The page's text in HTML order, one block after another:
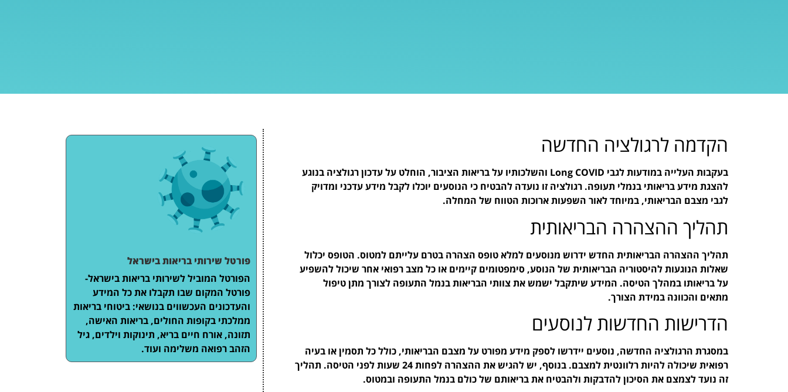
הקדמה לרגולציה החדשה
בעקבות העלייה במודעות לגבי Long COVID והשלכותיו על בריאות הציבור, הוחלט על עדכון רגולציה בנוגע
להצגת מידע בריאותי בנמלי תעופה. רגולציה זו נועדה להבטיח כי הנוסעים יוכלו לקבל מידע עדכני ומדויק
לגבי מצבם הבריאותי, במיוחד לאור השפעות ארוכות הטווח של המחלה.
תהליך ההצהרה הבריאותית
תהליך ההצהרה הבריאותית החדש ידרוש מנוסעים למלא טופס הצהרה בטרם עלייתם למטוס. הטופס יכלול
שאלות הנוגעות להיסטוריה הבריאותית של הנוסע, סימפטומים קיימים או כל מצב רפואי אחר שיכול להשפיע
על בריאותו במהלך הטיסה. המידע שיתקבל ישמש את צוותי הבריאות בנמל התעופה לצורך מתן טיפול
מתאים והכוונה במידת הצורך.
הדרישות החדשות לנוסעים
במסגרת הרגולציה החדשה, נוסעים יידרשו לספק מידע מפורט על מצבם הבריאותי, כולל כל תסמין או בעיה
רפואית שיכולה להיות רלוונטית למצבם. בנוסף, יש להגיש את ההצהרה לפחות 24 שעות לפני הטיסה. תהליך
זה נועד לצמצם את הסיכון להדבקות ולהבטיח את בריאותם של כולם בנמל התעופה ובמטוס.
פורטל שירותי בריאות בישראל
הפורטל המוביל לשירותי בריאות בישראל-
פורטל המקום שבו תקבלו את כל המידע
והעדכונים העכשווים בנושאי: ביטוחי בריאות
ממלכתי בקופות החולים, בריאות האישה,
תזונה, אורח חיים בריא, תינוקות וילדים, גיל
הזהב רפואה משלימה ועוד.